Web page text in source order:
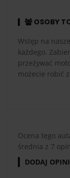
OSOBY
Wstęp na
każdego.
przeżywać
możecie robić
Ocena tego
średnia z 7
DODAJ